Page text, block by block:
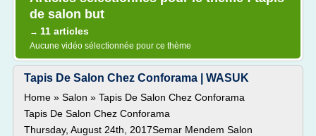
de salon but
→ 11 articles
Aucune vidéo sélectionnée pour ce thème
Tapis De Salon Chez Conforama | WASUK
Home » Salon » Tapis De Salon Chez Conforama
Tapis De Salon Chez Conforama
Thursday, August 24th, 2017Semar Mendem Salon